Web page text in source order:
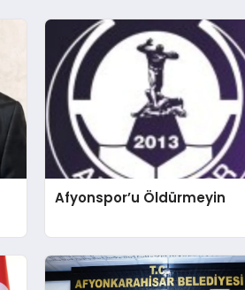
Afyonspor’u Öldürmeyin